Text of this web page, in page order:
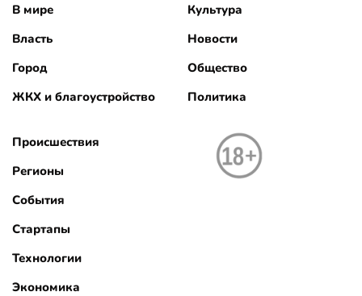
В мире
Власть
Город
ЖКХ и благоустройство
Культура
Новости
Общество
Политика
Происшествия
Регионы
События
Стартапы
Технологии
Экономика